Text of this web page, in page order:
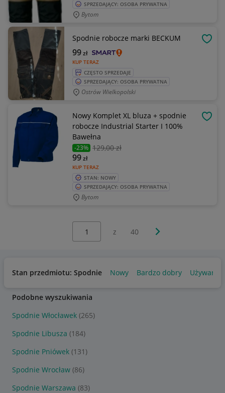
SPRZEDAJĄCY: OSOBA PRYWATNA
Bytom
Spodnie robocze marki BECKUM
KUP TERAZ
99zł
CZĘSTO SPRZEDAJE
SPRZEDAJĄCY: OSOBA PRYWATNA
Ostrów Wielkopolski
Nowy Komplet XL bluza + spodnie
robocze Industrial Starter I 100%
Bawełna
-23% 129,00 zł
KUP TERAZ
99zł
STAN: NOWY
SPRZEDAJĄCY: OSOBA PRYWATNA
Bytom
z 40 Następna strona
Stan przedmiotu: Spodnie Nowy Bardzo dobry Używany
Podobne wyszukiwania
Spodnie Włocławek (265)
Spodnie Libusza (184)
Spodnie Pniówek (131)
Spodnie Wrocław (86)
Spodnie Warszawa (83)